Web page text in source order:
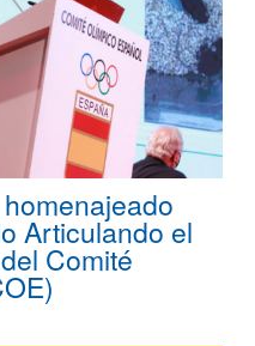
Articulando el
Comité